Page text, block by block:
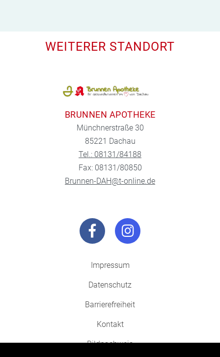
WEITERER STANDORT
BRUNNEN APOTHEKE
Münchnerstraße 30
85221 Dachau
Tel.: 08131/84188
Fax: 08131/80850
Brunnen-DAH@t-online.de
Impressum
Datenschutz
Barrierefreiheit
Kontakt
Bildnachweis